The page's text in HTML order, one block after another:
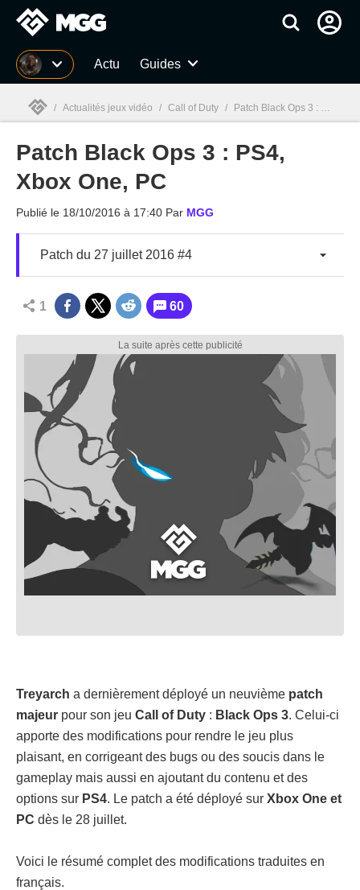
MGG Actu Guides
MGG
/ Actualités jeux vidéo / Call of Duty / Patch Black Ops 3 : PS4, Xbox One, PC - 18/10/2016
Patch Black Ops 3 : PS4,
Xbox One, PC
Publié le 18/10/2016 à 17:40 Par MGG
Patch du 27 juillet 2016 #4
1 60
Treyarch a dernièrement déployé un neuvième patch
majeur pour son jeu Call of Duty : Black Ops 3. Celui-ci
apporte des modifications pour rendre le jeu plus
plaisant, en corrigeant des bugs ou des soucis dans le
gameplay mais aussi en ajoutant du contenu et des
options sur PS4. Le patch a été déployé sur Xbox One et
PC dès le 28 juillet.
Voici le résumé complet des modifications traduites en
français.